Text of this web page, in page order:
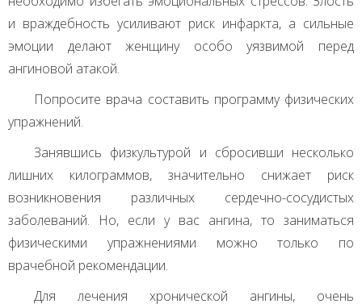
и враждебность усиливают риск инфаркта, а сильные
эмоции делают женщину особо уязвимой перед
ангиновой атакой.
Попросите врача составить программу физических
упражнений.
Занявшись физкультурой и сбросивши несколько
лишних килограммов, значительно снижает риск
возникновения различных сердечно-сосудистых
заболеваний. Но, если у вас ангина, то заниматься
физическими упражнениями можно только по
врачебной рекомендации.
Для лечения хронической ангины, очень